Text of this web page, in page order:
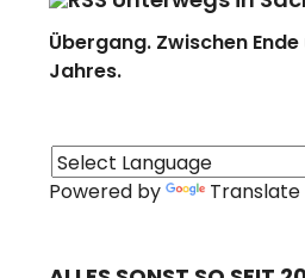
Übergang. Zwischen
Jahres.
Powered by Translate